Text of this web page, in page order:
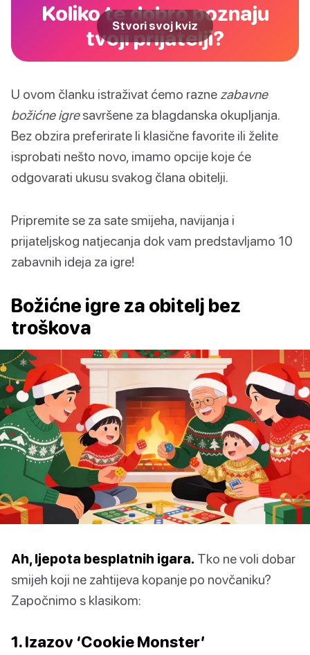
Koliko te dobro poznaju
tvoji prijatelji?
Stvori svoj kviz
U ovom članku istraživat ćemo razne zabavne
božićne igresavršene za blagdanska okupljanja.
Bez obzira preferirate li klasične favorite ili želite
isprobati nešto novo, imamo opcije koje će
odgovarati ukusu svakog člana obitelji.
Pripremite se za sate smijeha, navijanja i
prijateljskog natjecanja dok vam predstavljamo 10
zabavnih ideja za igre!
Božićne igre za obitelj bez
troškova
Ah, ljepota besplatnih igara. Tko ne voli dobar
smijeh koji ne zahtijeva kopanje po novčaniku?
Započnimo s klasikom:
1. Izazov ‘Cookie Monster’